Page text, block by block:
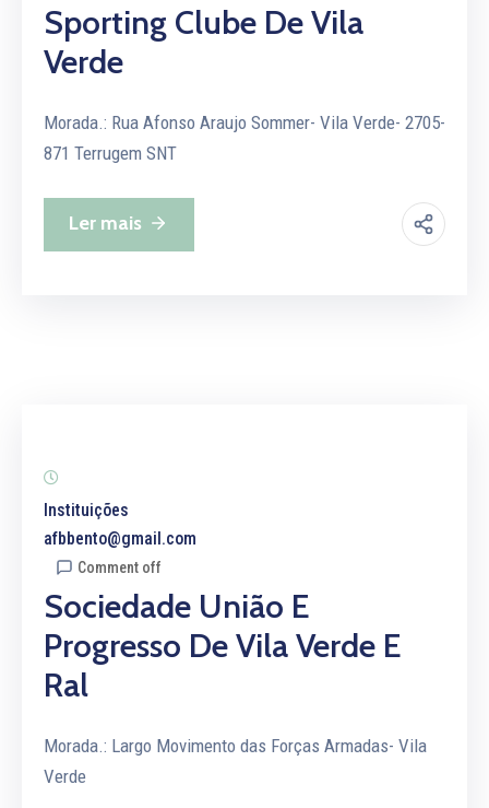
Sporting Clube De Vila
Verde
Morada.: Rua Afonso Araujo Sommer- Vila Verde- 2705-
871 Terrugem SNT
Ler mais
Instituições
afbbento@gmail.com
Comment off
Sociedade União E
Progresso De Vila Verde E
Ral
Morada.: Largo Movimento das Forças Armadas- Vila
Verde